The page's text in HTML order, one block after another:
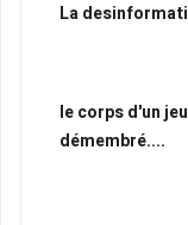
La
le corps d'un
démembré....